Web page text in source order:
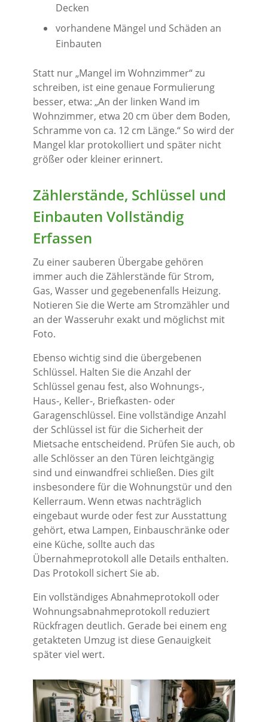
Decken
vorhandene Mängel und Schäden an
Einbauten
Statt nur „Mangel im Wohnzimmer“ zu
schreiben, ist eine genaue Formulierung
besser, etwa: „An der linken Wand im
Wohnzimmer, etwa 20 cm über dem Boden,
Schramme von ca. 12 cm Länge.“ So wird der
Mangel klar protokolliert und später nicht
größer oder kleiner erinnert.
Zählerstände, Schlüssel und
Einbauten Vollständig
Erfassen
Zu einer sauberen Übergabe gehören
immer auch die Zählerstände für Strom,
Gas, Wasser und gegebenenfalls Heizung.
Notieren Sie die Werte am Stromzähler und
an der Wasseruhr exakt und möglichst mit
Foto.
Ebenso wichtig sind die übergebenen
Schlüssel. Halten Sie die Anzahl der
Schlüssel genau fest, also Wohnungs-,
Haus-, Keller-, Briefkasten- oder
Garagenschlüssel. Eine vollständige Anzahl
der Schlüssel ist für die Sicherheit der
Mietsache entscheidend. Prüfen Sie auch, ob
alle Schlösser an den Türen leichtgängig
sind und einwandfrei schließen. Dies gilt
insbesondere für die Wohnungstür und den
Kellerraum. Wenn etwas nachträglich
eingebaut wurde oder fest zur Ausstattung
gehört, etwa Lampen, Einbauschränke oder
eine Küche, sollte auch das
Übernahmeprotokoll alle Details enthalten.
Das Protokoll sichert Sie ab.
Ein vollständiges Abnahmeprotokoll oder
Wohnungsabnahmeprotokoll reduziert
Rückfragen deutlich. Gerade bei einem eng
getakteten Umzug ist diese Genauigkeit
später viel wert.